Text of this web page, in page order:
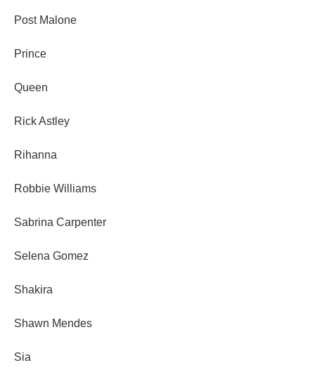
Post Malone
Prince
Queen
Rick Astley
Rihanna
Robbie Williams
Sabrina Carpenter
Selena Gomez
Shakira
Shawn Mendes
Sia